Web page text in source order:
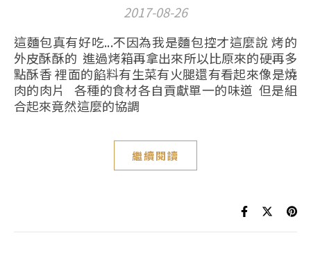
2017-08-26
這麵包真有好吃...不因為我是麵包控才這麼說 烤的
外皮酥酥的 進過烤箱再拿出來所以比原來的硬再多
點酥香 裡面的餡料有生菜有火腿還有看起來像是燒
肉的肉片 各種的食材各自貢獻單一的味道 但是組
合起來竟然這麼的協調
繼續閱讀